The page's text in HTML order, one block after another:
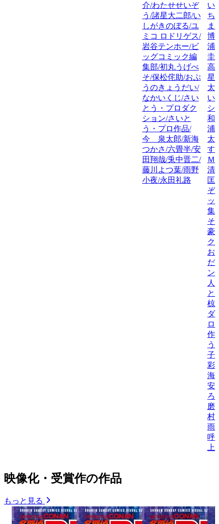
介/わたせせいぞ
う/諸星大二郎/い
しがきのぼる/ユ
ミコ ロドリゲス/
岩谷テンホー/ビ
ッグコミック編
集部/初丸うげべ
そ/保松侘助/おぷ
うのきょうだい/
なかいくじ/さい
とう・プロダク
ション/さいと
う・プロ作品/
今 泉太郎/新海
つかさ/六畳半/安
田翔哉/兎中晋二/
藤川よつ葉/雨野
小夜/永田礼路
い
ち
ま
博/
浦
圭/
高
星/
太
い
シ
和
浦
太
す
Ｍ
清
匡
ぞ
ッ
集
そ
豪
ク
お
だ
ン
人
と
椋
ダ
ロ
作
う
子/
彩
海
安
ろ
磨
村
雨
呼
映像化・受賞作の作品
もっと見る